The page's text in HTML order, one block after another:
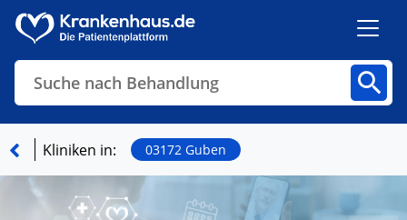
Suche nach Behandlung
Kliniken in: 03172 Guben